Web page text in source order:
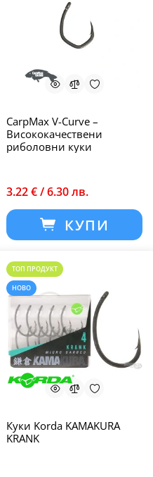
CarpMax V-Curve –
Висококачествени
риболовни куки
3.22 € / 6.30 лв.
КУПИ
ТОП ПРОДУКТ
НОВО
Куки Korda KAMAKURA
KRANK